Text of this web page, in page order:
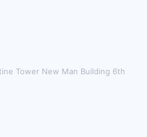
Tower New Man Building 6th